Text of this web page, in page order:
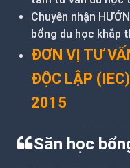
Chuyên nhận
bổng du học khắp
ĐƠN VỊ TƯ
ĐỘC LẬP
2015
Săn học